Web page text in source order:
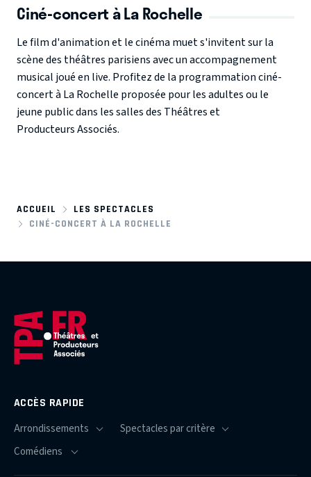
Ciné-concert à La Rochelle
Le film d'animation et le cinéma muet s'invitent sur la
scène des théâtres parisiens avec un accompagnement
musical joué en live. Profitez de la programmation ciné-
concert à La Rochelle proposée pour les adultes ou le
jeune public dans les salles des Théâtres et
Producteurs Associés.
ACCUEIL
LES SPECTACLES
CINÉ-CONCERT À LA ROCHELLE
ACCÈS RAPIDE